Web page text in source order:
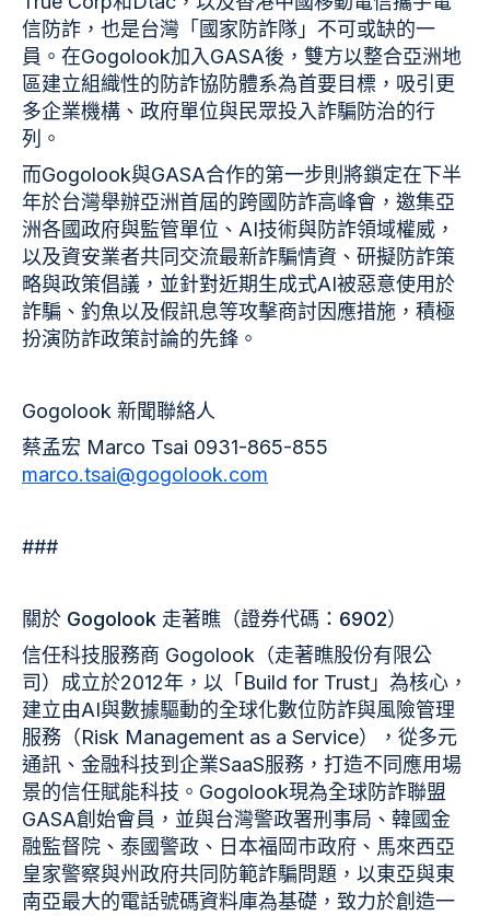
信防詐，也是台灣「國家防詐隊」不可或缺的一
員。在Gogolook加入GASA後，雙方以整合亞洲地
區建立組織性的防詐協防體系為首要目標，吸引更
多企業機構、政府單位與民眾投入詐騙防治的行
列。
而Gogolook與GASA合作的第一步則將鎖定在下半
年於台灣舉辦亞洲首屆的跨國防詐高峰會，邀集亞
洲各國政府與監管單位、AI技術與防詐領域權威，
以及資安業者共同交流最新詐騙情資、研擬防詐策
略與政策倡議，並針對近期生成式AI被惡意使用於
詐騙、釣魚以及假訊息等攻擊商討因應措施，積極
扮演防詐政策討論的先鋒。
Gogolook 新聞聯絡人
蔡孟宏 Marco Tsai 0931-865-855
marco.tsai@gogolook.com
###
關於 Gogolook 走著瞧（證券代碼：6902）
信任科技服務商 Gogolook（走著瞧股份有限公
司）成立於2012年，以「Build for Trust」為核心，
建立由AI與數據驅動的全球化數位防詐與風險管理
服務（Risk Management as a Service），從多元
通訊、金融科技到企業SaaS服務，打造不同應用場
景的信任賦能科技。Gogolook現為全球防詐聯盟
GASA創始會員，並與台灣警政署刑事局、韓國金
融監督院、泰國警政、日本福岡市政府、馬來西亞
皇家警察與州政府共同防範詐騙問題，以東亞與東
南亞最大的電話號碼資料庫為基礎，致力於創造一